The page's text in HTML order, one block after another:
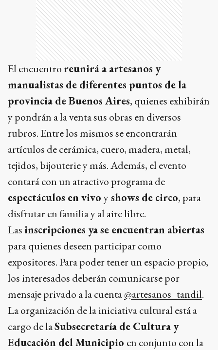
El encuentroreunirá a artesanos y
manualistas de diferentes puntos de la
provincia de Buenos Aires, quienes exhibirán
y pondrán a la venta sus obras en diversos
rubros. Entre los mismos se encontrarán
artículos de cerámica, cuero, madera, metal,
tejidos, bijouterie y más. Además, el evento
contará con un atractivo programa de
espectáculos en vivo yshows de circo, para
disfrutar en familia y al aire libre.
Las inscripciones ya se encuentran abiertas
para quienes deseen participar como
expositores. Para poder tener un espacio propio,
los interesados deberán comunicarse por
mensaje privado a la cuenta@artesanos_tandil.
La organización de la iniciativa cultural está a
cargo de laSubsecretaría de Cultura y
Educación del Municipio en conjunto con la